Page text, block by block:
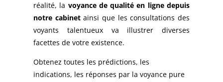
réalité, la voyance de qualité en ligne depuis
notre cabinetainsi que les consultations des
voyants talentueux va illustrer diverses
facettes de votre existence.
Obtenez toutes les prédictions, les
indications, les réponses par la voyance pure